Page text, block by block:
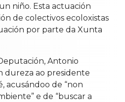
niño. Esta actuación
de colectivos ecoloxistas
por parte da Xunta
Antonio
dureza ao presidente
acusándoo de “non
e de “buscar a